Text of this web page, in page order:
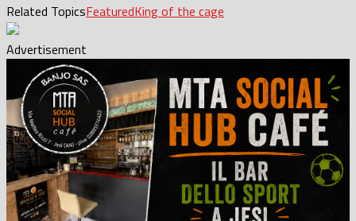
Related TopicsFeaturedKing of the cage
Advertisement